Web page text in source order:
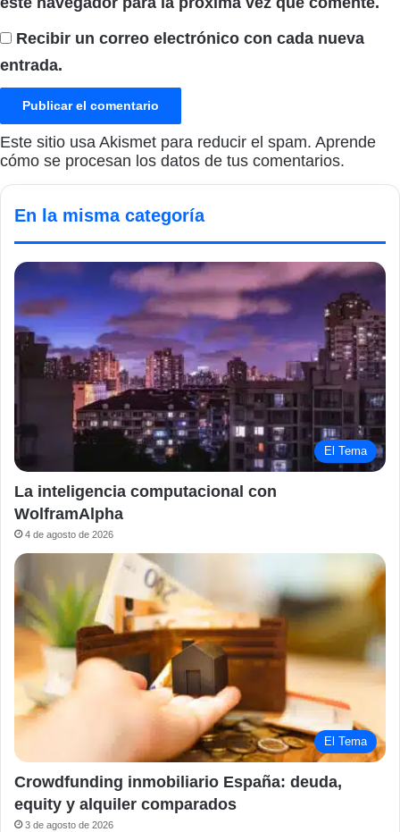
Recibir un correo electrónico con cada nueva
entrada.
Este sitio usa Akismet para reducir el spam. Aprende
cómo se procesan los datos de tus comentarios.
En la misma categoría
El Tema
La inteligencia computacional con
WolframAlpha
4 de agosto de 2026
El Tema
Crowdfunding inmobiliario España: deuda,
equity y alquiler comparados
3 de agosto de 2026